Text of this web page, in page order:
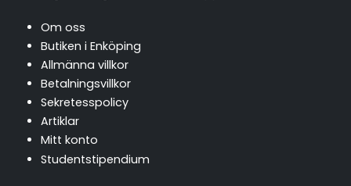
Om oss
Butiken i Enköping
Allmänna villkor
Betalningsvillkor
Sekretesspolicy
Artiklar
Mitt konto
Studentstipendium